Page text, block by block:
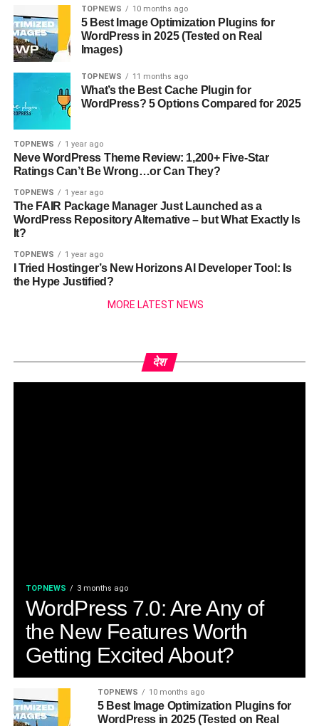
TOPNEWS 10 months ago
5 Best Image Optimization Plugins for
WordPress in 2025 (Tested on Real
Images)
TOPNEWS 11 months ago
What’s the Best Cache Plugin for
WordPress? 5 Options Compared for 2025
TOPNEWS 1 year ago
Neve WordPress Theme Review: 1,200+ Five-Star
Ratings Can’t Be Wrong…or Can They?
TOPNEWS 1 year ago
The FAIR Package Manager Just Launched as a
WordPress Repository Alternative – but What Exactly Is
It?
TOPNEWS 1 year ago
I Tried Hostinger’s New Horizons AI Developer Tool: Is
the Hype Justified?
MORE LATEST NEWS
देश
TOPNEWS 3 months ago
WordPress 7.0: Are Any of
the New Features Worth
Getting Excited About?
TOPNEWS 10 months ago
5 Best Image Optimization Plugins for
WordPress in 2025 (Tested on Real